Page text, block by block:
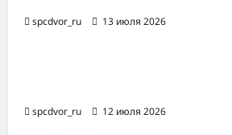
spcdvor_ru 13 июля 2026
spcdvor_ru 12 июля 2026